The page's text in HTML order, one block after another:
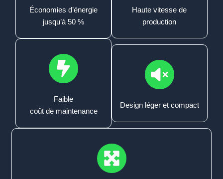
Économies d’énergie
jusqu’à 50 %
Haute vitesse de
production
Faible
coût de maintenance
Design léger et compact